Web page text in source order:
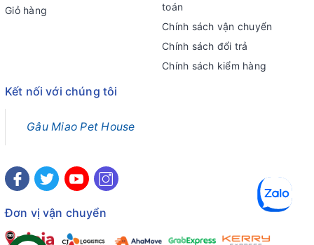
Giỏ hàng
toán
Chính sách vận chuyển
Chính sách đổi trả
Chính sách kiểm hàng
Kết nối với chúng tôi
Gâu Miao Pet House
Đơn vị vận chuyển